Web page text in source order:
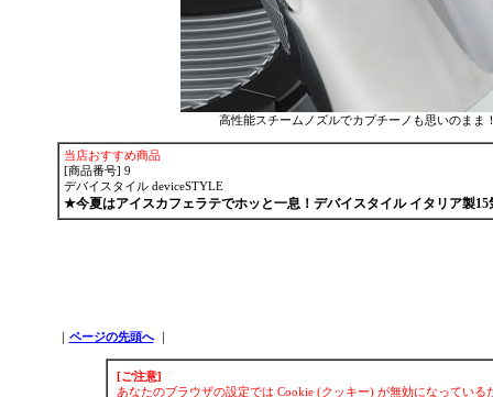
高性能スチームノズルでカプチーノも思
当店おすすめ商品
[商品番号] 9
デバイスタイル deviceSTYLE
★今夏はアイスカフェラテでホッと一息！デバイスタイル イタリア製
ページの先頭へ｜
[ご注意]
あなたのブラウザの設定では Cookie (クッキー) が無効になってい